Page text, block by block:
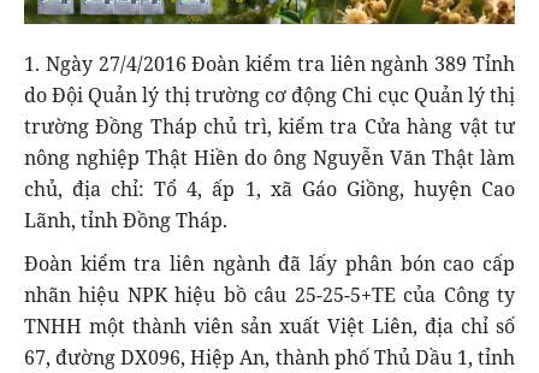
1. Ngày 27/4/2016 Đoàn kiểm tra liên ngành 389 Tỉnh
do Đội Quản lý thị trường cơ động Chi cục Quản lý thị
trường Đồng Tháp chủ trì, kiểm tra Cửa hàng vật tư
nông nghiệp Thật Hiền do ông Nguyễn Văn Thật làm
chủ, địa chỉ: Tổ 4, ấp 1, xã Gáo Giồng, huyện Cao
Lãnh, tỉnh Đồng Tháp.
Đoàn kiểm tra liên ngành đã lấy phân bón cao cấp
nhãn hiệu NPK hiệu bồ câu 25-25-5+TE của Công ty
TNHH một thành viên sản xuất Việt Liên, địa chỉ số
67, đường DX096, Hiệp An, thành phố Thủ Dầu 1, tỉnh